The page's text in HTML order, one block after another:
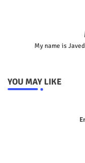
My name is
YOU MAY LIKE